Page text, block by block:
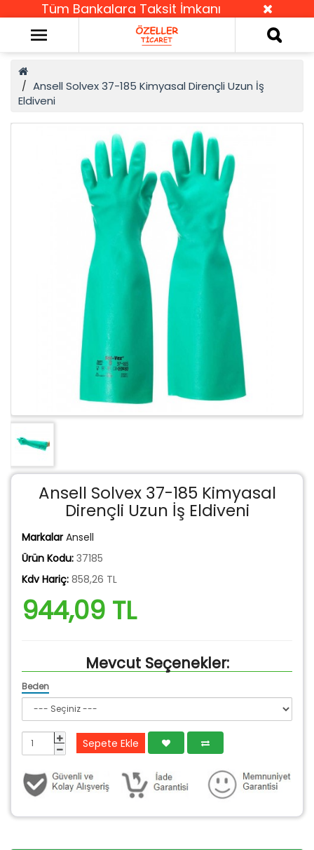
Tüm Bankalara Taksit İmkanı
Ansell Solvex 37-185 Kimyasal Dirençli Uzun İş
Eldiveni
Ansell Solvex 37-185 Kimyasal
Dirençli Uzun İş Eldiveni
Markalar Ansell
Ürün Kodu: 37185
Kdv Hariç: 858,26 TL
944,09 TL
Mevcut Seçenekler:
Beden
Sepete Ekle